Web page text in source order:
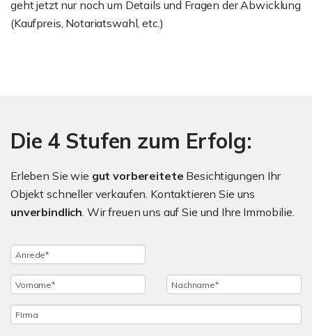
geht jetzt nur noch um Details und Fragen der Abwicklung
(Kaufpreis, Notariatswahl, etc.)
Die 4 Stufen zum Erfolg:
Erleben Sie wie gut vorbereitete Besichtigungen Ihr
Objekt schneller verkaufen. Kontaktieren Sie uns
unverbindlich. Wir freuen uns auf Sie und Ihre Immobilie.